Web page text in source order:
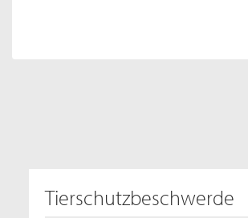
Tierschutzbeschwerde